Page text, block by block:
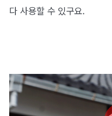
다 사용할 수 있구요.